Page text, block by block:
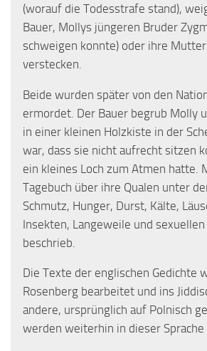
(worauf die Todesstrafe stand),
Bauer, Mollys jüngeren Bruder
schweigen konnte) oder ihre Mutter
verstecken.
Beide wurden später von den
ermordet. Der Bauer begrub Molly
in einer kleinen Holzkiste in der
war, dass sie nicht aufrecht sitzen
ein kleines Loch zum Atmen hatte.
Tagebuch über ihre Qualen unter
Schmutz, Hunger, Durst, Kälte,
Insekten, Langeweile und
beschrieb.
Die Texte der englischen Gedichte
Rosenberg bearbeitet und ins
andere, ursprünglich auf Polnisch
werden weiterhin in dieser Sprache